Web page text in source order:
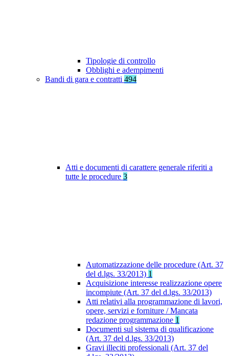
Tipologie di controllo
Obblighi e adempimenti
Bandi di gara e contratti 494
Atti e documenti di carattere generale riferiti a
tutte le procedure 3
Automatizzazione delle procedure (Art. 37
del d.lgs. 33/2013) 1
Acquisizione interesse realizzazione opere
incompiute (Art. 37 del d.lgs. 33/2013)
Atti relativi alla programmazione di lavori,
opere, servizi e forniture / Mancata
redazione programmazione 1
Documenti sul sistema di qualificazione
(Art. 37 del d.lgs. 33/2013)
Gravi illeciti professionali (Art. 37 del